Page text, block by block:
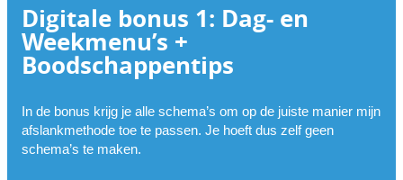
Digitale bonus 1: Dag- en
Weekmenu’s +
Boodschappentips
In de bonus krijg je alle schema’s om op de juiste manier mijn
afslankmethode toe te passen. Je hoeft dus zelf geen
schema’s te maken.